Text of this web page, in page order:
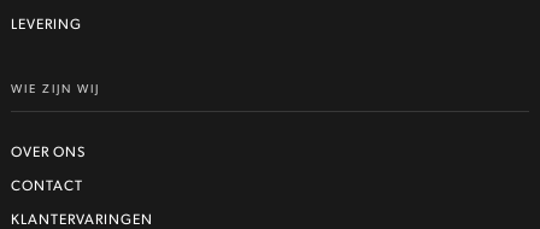
LEVERING
WIE ZIJN WIJ
OVER ONS
CONTACT
KLANTERVARINGEN